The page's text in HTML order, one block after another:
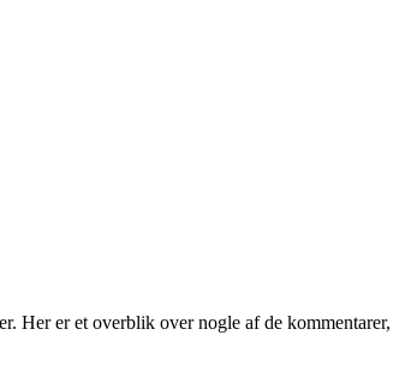
Her er et overblik over nogle af de kommentarer,